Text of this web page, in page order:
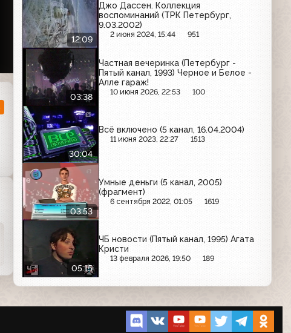
12:09
Джо Дассен. Коллекция
воспоминаний (ТРК Петербург,
9.03.2002)
2 июня 2024, 15:44 951
03:38
Частная вечеринка (Петербург -
Пятый канал, 1993) Черное и Белое -
Алле гараж!
10 июня 2026, 22:53 100
30:04
Всё включено (5 канал, 16.04.2004)
11 июня 2023, 22:27 1513
03:53
Умные деньги (5 канал, 2005)
(фрагмент)
6 сентября 2022, 01:05 1619
05:15
ЧБ новости (Пятый канал, 1995) Агата
Кристи
13 февраля 2026, 19:50 189